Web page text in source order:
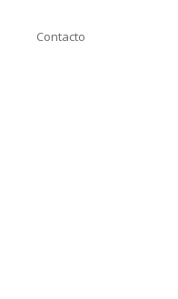
Contacto